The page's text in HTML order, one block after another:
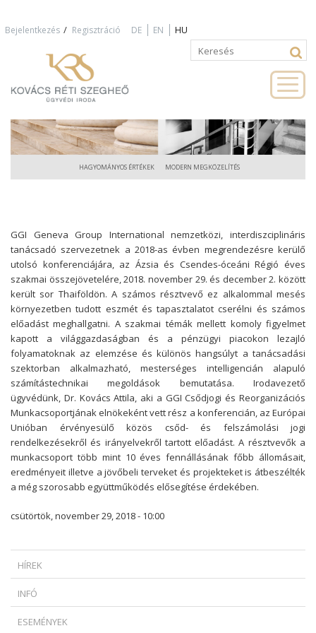
Bejelentkezés / Regisztráció DE EN HU
Keresés
Keresés
HAGYOMÁNYOS ÉRTÉKEK MODERN MEGKÖZELÍTÉS
GGI Geneva Group International nemzetközi, interdiszciplináris
tanácsadó szervezetnek a 2018-as évben megrendezésre kerülő
utolsó konferenciájára, az Ázsia és Csendes-óceáni Régió éves
szakmai összejövetelére, 2018. november 29. és december 2. között
került sor Thaiföldön. A számos résztvevő ez alkalommal mesés
környezetben tudott eszmét és tapasztalatot cserélni és számos
előadást meghallgatni. A szakmai témák mellett komoly figyelmet
kapott a világgazdaságban és a pénzügyi piacokon lezajló
folyamatoknak az elemzése és különös hangsúlyt a tanácsadási
szektorban alkalmazható, mesterséges intelligencián alapuló
számítástechnikai megoldások bemutatása. Irodavezető
ügyvédünk, Dr. Kovács Attila, aki a GGI Csődjogi és Reorganizációs
Munkacsoportjának elnökeként vett rész a konferencián, az Európai
Unióban érvényesülő közös csőd- és felszámolási jogi
rendelkezésekről és irányelvekről tartott előadást. A résztvevők a
munkacsoport több mint 10 éves fennállásának főbb állomásait,
eredményeit illetve a jövőbeli terveket és projekteket is átbeszélték
a még szorosabb együttműködés elősegítése érdekében.
csütörtök, november 29, 2018 - 10:00
HÍREK
SZERZŐDÉS ESETÉN?
TÖRVÉNYSZÉKE MEGMENTETTE OBELIX HÍRNEVÉT
INFÓ
FELMONDÁST?...
ESEMÉNYEK